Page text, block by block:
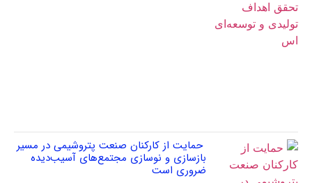
حمایت از کارکنان صنعت پتروشیمی در مسیر
بازسازی و نوسازی مجتمع‌های آسیب‌دیده
ضروری است